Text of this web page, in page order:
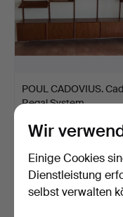
POUL CADOVIUS.
Regal System.
3 Gebote
Wir
Einige Cookies
Dienstleistung
selbst verwalten